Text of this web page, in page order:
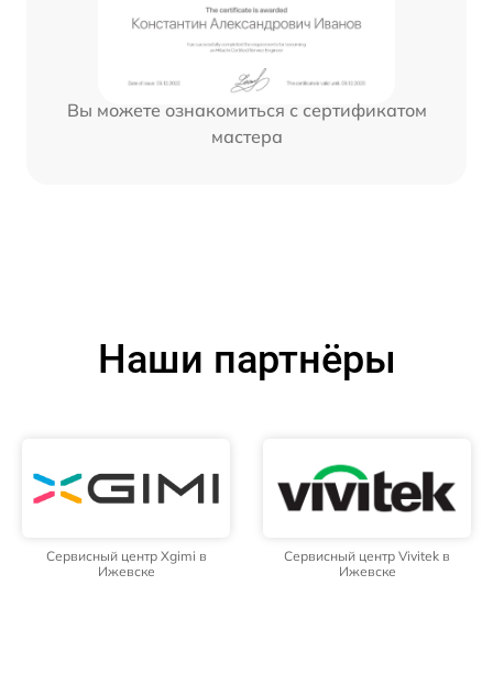
Вы можете ознакомиться с сертификатом
мастера
Наши партнёры
Сервисный центр Xgimi в
Ижевске
Сервисный центр Vivitek в
Ижевске